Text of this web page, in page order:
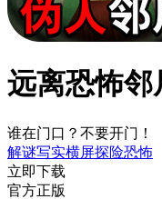
远离恐怖邻
谁在门口？不要开门！
解谜写实横屏探险恐怖
立即下载
官方正版